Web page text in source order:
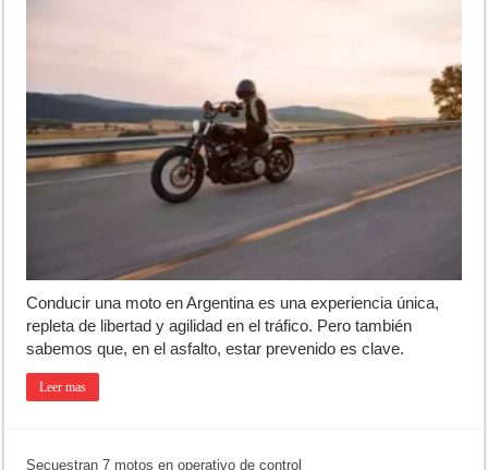
Conducir una moto en Argentina es una experiencia única,
repleta de libertad y agilidad en el tráfico. Pero también
sabemos que, en el asfalto, estar prevenido es clave.
Leer mas
Secuestran 7 motos en operativo de control